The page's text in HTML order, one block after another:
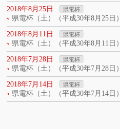
2018年8月25日 県電杯
県電杯（土）（平成30年8月25日）
2018年8月11日 県電杯
県電杯（土）（平成30年8月11日）
2018年7月28日 県電杯
県電杯（土）（平成30年7月28日）
2018年7月14日 県電杯
県電杯（土）（平成30年7月14日）